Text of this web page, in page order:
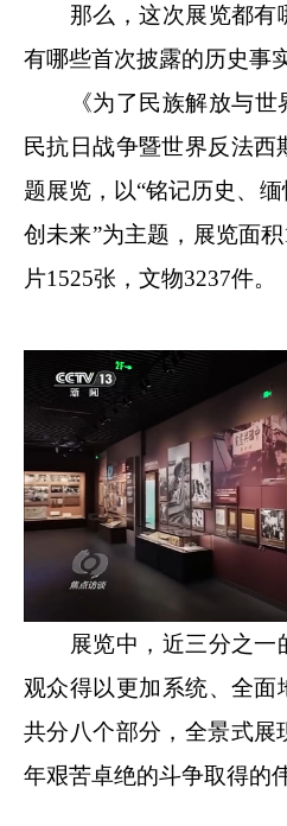
那么，这次展览都有
有哪些首次披露的历史事
《为了民族解放与世
民抗日战争暨世界反法西
题展览，以“铭记历史、
创未来”为主题，展览面
片1525张，文物3237件。
展览中，近三分之一
观众得以更加系统、全
共分八个部分，全景式展
年艰苦卓绝的斗争取得的